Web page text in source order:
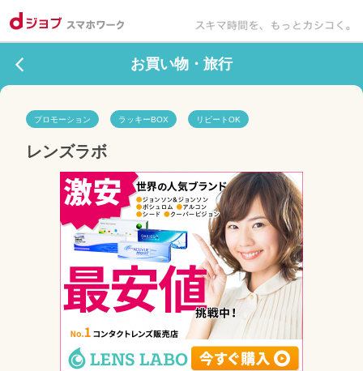
お買い物・旅行
プロモーション ラッキーBOX リピートOK
レンズラボ